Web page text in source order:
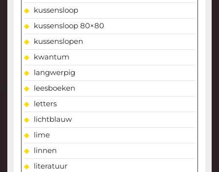
kussensloop
kussensloop 80×80
kussenslopen
kwantum
langwerpig
leesboeken
letters
lichtblauw
lime
linnen
literatuur